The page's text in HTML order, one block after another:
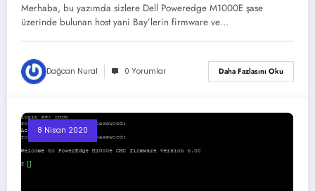
Merhaba, bu yazımda sizlere Dell Poweredge M1000E şase
üzerinde bulunan host yani Bay’lerin firmware ve…
Dağcan Nural 0 Yorumlar Daha Fazlasını Oku
8 Nisan 2020